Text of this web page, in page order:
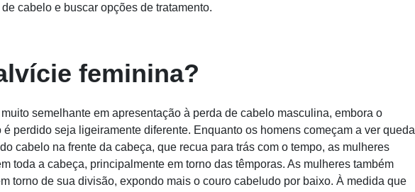
cabelo e buscar opções de tratamento.
feminina?
semelhante em apresentação à perda de cabelo masculina, embora o
perdido seja ligeiramente diferente. Enquanto os homens começam a ver queda
cabelo na frente da cabeça, que recua para trás com o tempo, as mulheres
toda a cabeça, principalmente em torno das têmporas. As mulheres também
torno de sua divisão, expondo mais o couro cabeludo por baixo. À medida que